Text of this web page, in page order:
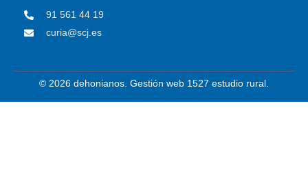
91 561 44 19
curia@scj.es
© 2026 dehonianos. Gestión web 1527 estudio rural.